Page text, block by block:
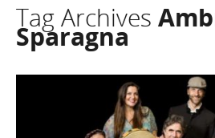
Tag Archives
Sparagna